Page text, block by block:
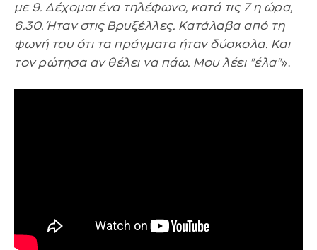
με 9. Δέχομαι ένα τηλέφωνο, κατά τις 7 η ώρα,
6.30. Ήταν στις Βρυξέλλες. Κατάλαβα από τη
φωνή του ότι τα πράγματα ήταν δύσκολα. Και
τον ρώτησα αν θέλει να πάω. Μου λέει "έλα"».